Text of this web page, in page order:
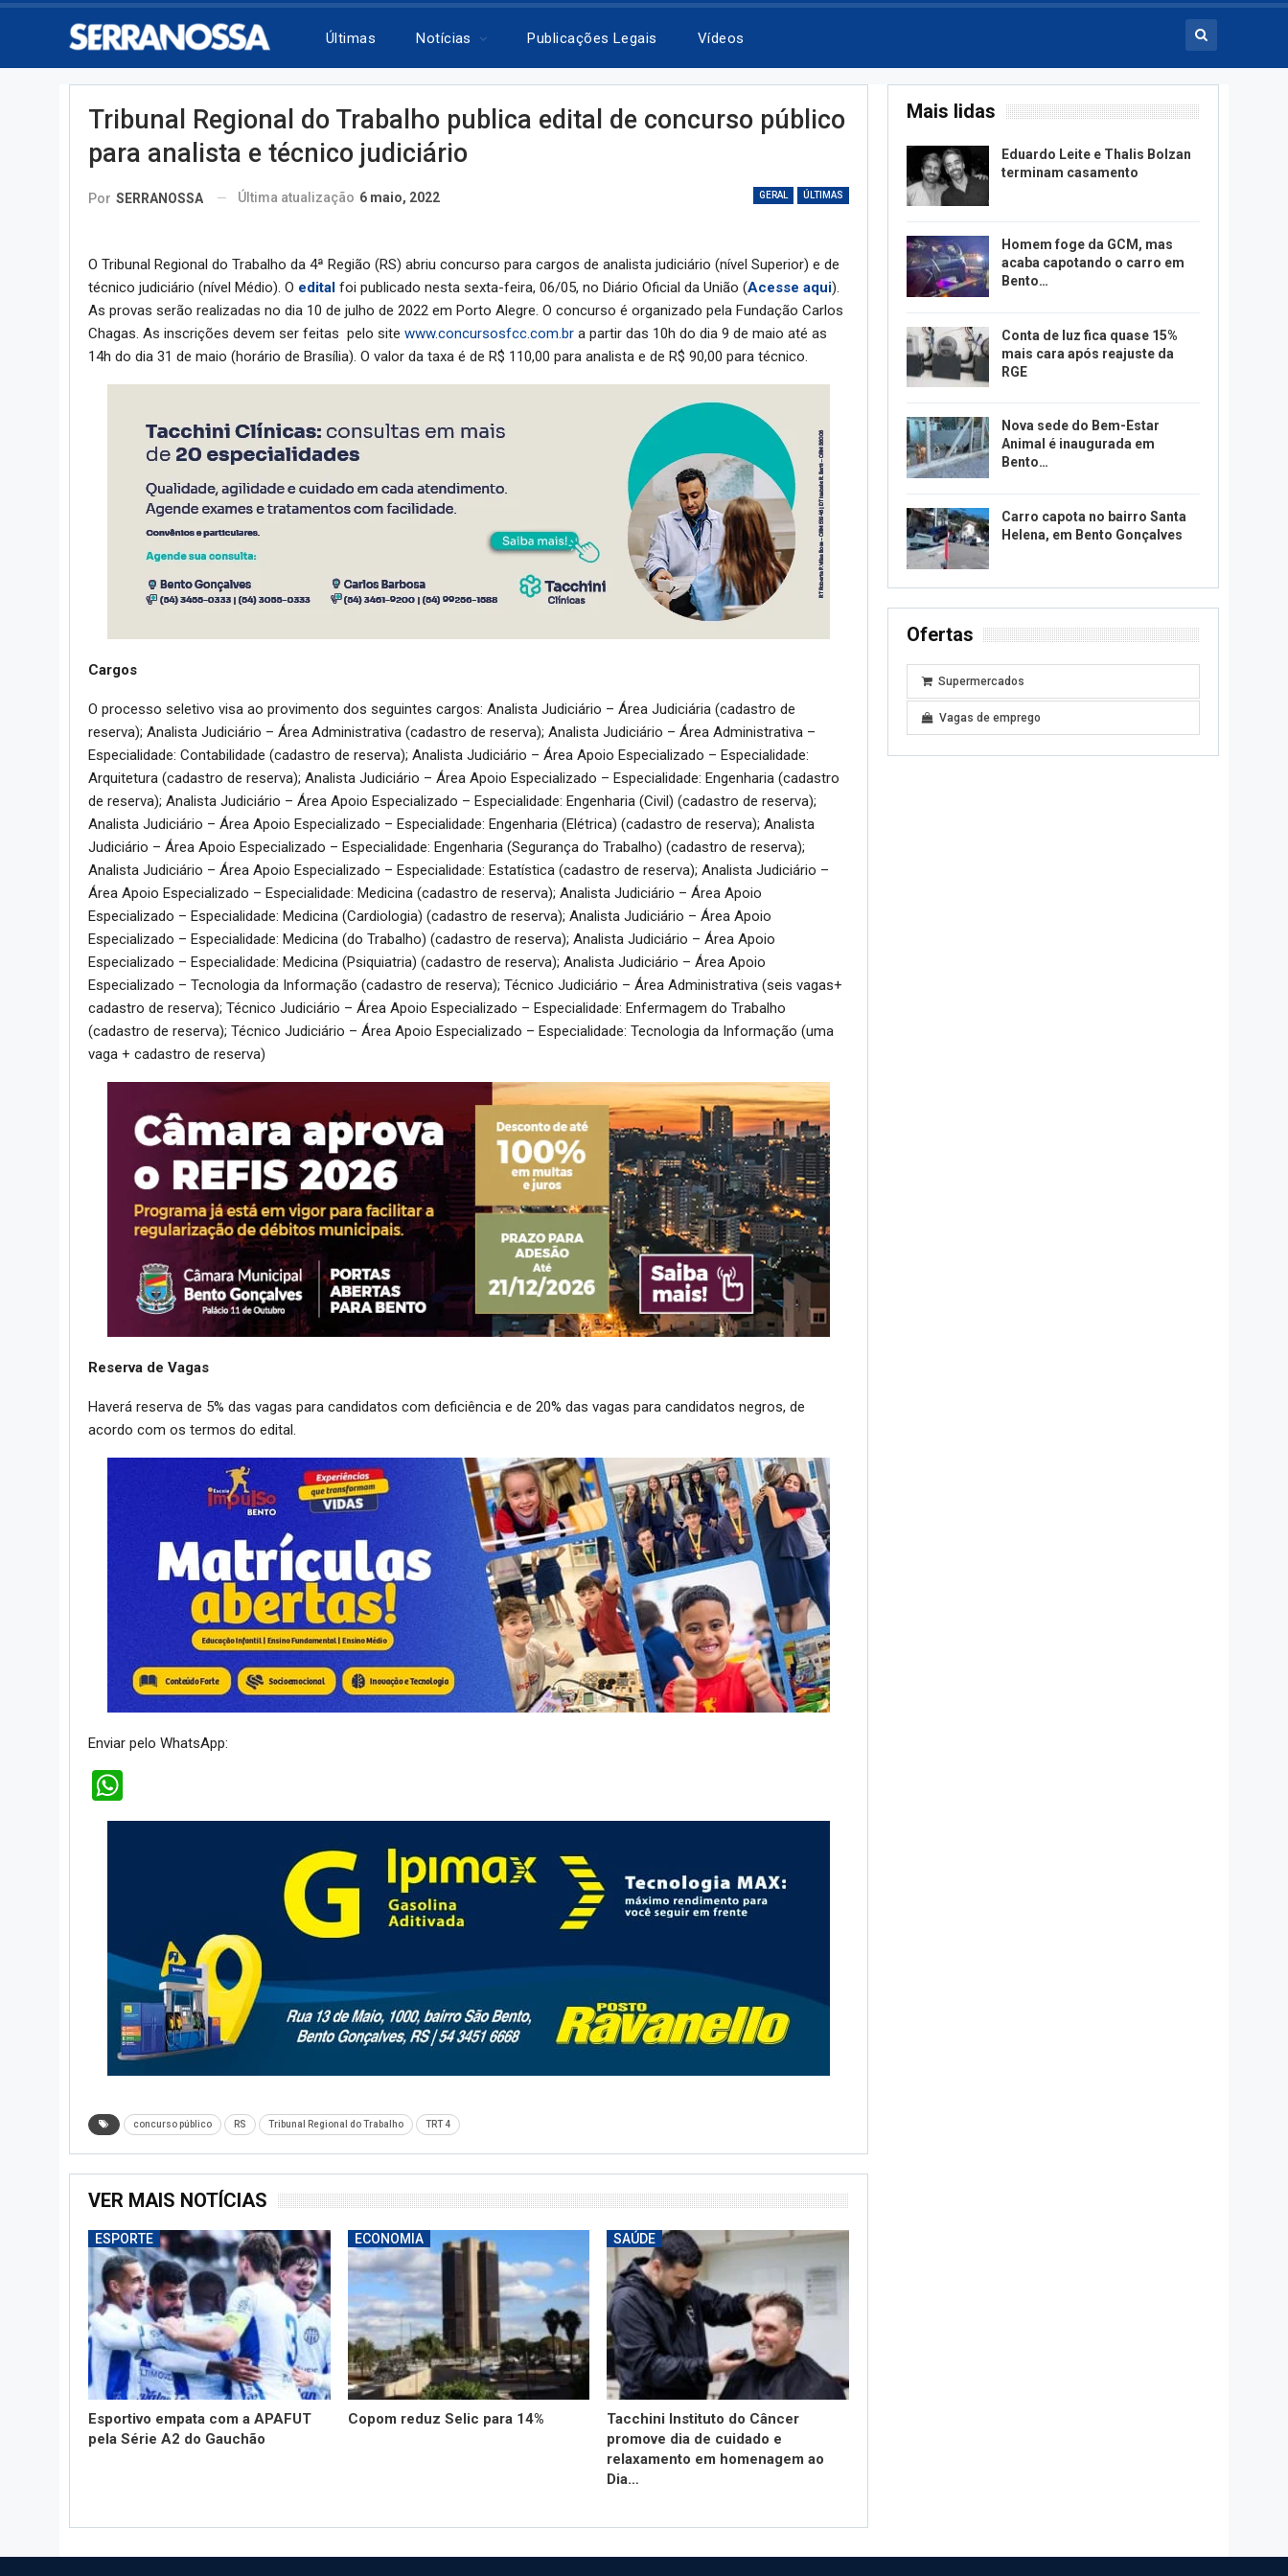
Últimas Notícias Publicações Legais Vídeos
Tribunal Regional do Trabalho publica edital de concurso público
para analista e técnico judiciário
GERAL ÚLTIMAS
Por SERRANOSSA Última atualização 6 maio, 2022
O Tribunal Regional do Trabalho da 4ª Região (RS) abriu concurso para cargos de analista judiciário (nível Superior) e de
técnico judiciário (nível Médio). O edital foi publicado nesta sexta-feira, 06/05, no Diário Oficial da União (Acesse aqui).
As provas serão realizadas no dia 10 de julho de 2022 em Porto Alegre. O concurso é organizado pela Fundação Carlos
Chagas. As inscrições devem ser feitas pelo site www.concursosfcc.com.br a partir das 10h do dia 9 de maio até as
14h do dia 31 de maio (horário de Brasília). O valor da taxa é de R$ 110,00 para analista e de R$ 90,00 para técnico.
Cargos
O processo seletivo visa ao provimento dos seguintes cargos: Analista Judiciário – Área Judiciária (cadastro de
reserva); Analista Judiciário – Área Administrativa (cadastro de reserva); Analista Judiciário – Área Administrativa –
Especialidade: Contabilidade (cadastro de reserva); Analista Judiciário – Área Apoio Especializado – Especialidade:
Arquitetura (cadastro de reserva); Analista Judiciário – Área Apoio Especializado – Especialidade: Engenharia (cadastro
de reserva); Analista Judiciário – Área Apoio Especializado – Especialidade: Engenharia (Civil) (cadastro de reserva);
Analista Judiciário – Área Apoio Especializado – Especialidade: Engenharia (Elétrica) (cadastro de reserva); Analista
Judiciário – Área Apoio Especializado – Especialidade: Engenharia (Segurança do Trabalho) (cadastro de reserva);
Analista Judiciário – Área Apoio Especializado – Especialidade: Estatística (cadastro de reserva); Analista Judiciário –
Área Apoio Especializado – Especialidade: Medicina (cadastro de reserva); Analista Judiciário – Área Apoio
Especializado – Especialidade: Medicina (Cardiologia) (cadastro de reserva); Analista Judiciário – Área Apoio
Especializado – Especialidade: Medicina (do Trabalho) (cadastro de reserva); Analista Judiciário – Área Apoio
Especializado – Especialidade: Medicina (Psiquiatria) (cadastro de reserva); Analista Judiciário – Área Apoio
Especializado – Tecnologia da Informação (cadastro de reserva); Técnico Judiciário – Área Administrativa (seis vagas+
cadastro de reserva); Técnico Judiciário – Área Apoio Especializado – Especialidade: Enfermagem do Trabalho
(cadastro de reserva); Técnico Judiciário – Área Apoio Especializado – Especialidade: Tecnologia da Informação (uma
vaga + cadastro de reserva)
Reserva de Vagas
Haverá reserva de 5% das vagas para candidatos com deficiência e de 20% das vagas para candidatos negros, de
acordo com os termos do edital.
Enviar pelo WhatsApp:
concurso público RS Tribunal Regional do Trabalho TRT 4
VER MAIS NOTÍCIAS
ESPORTE
Esportivo empata com a APAFUT
pela Série A2 do Gauchão
ECONOMIA
Copom reduz Selic para 14%
SAÚDE
Tacchini Instituto do Câncer
promove dia de cuidado e
relaxamento em homenagem ao
Dia…
Mais lidas
Eduardo Leite e Thalis Bolzan
terminam casamento
Homem foge da GCM, mas
acaba capotando o carro em
Bento…
Conta de luz fica quase 15%
mais cara após reajuste da
RGE
Nova sede do Bem-Estar
Animal é inaugurada em
Bento…
Carro capota no bairro Santa
Helena, em Bento Gonçalves
Ofertas
Supermercados
Vagas de emprego